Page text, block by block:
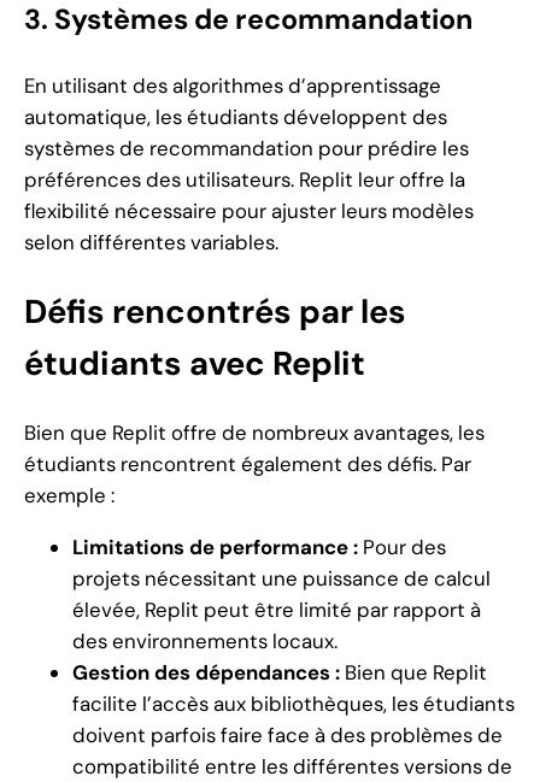
3. Systèmes de recommandation
En utilisant des algorithmes d’apprentissage
automatique, les étudiants développent des
systèmes de recommandation pour prédire les
préférences des utilisateurs. Replit leur offre la
flexibilité nécessaire pour ajuster leurs modèles
selon différentes variables.
Défis rencontrés par les
étudiants avec Replit
Bien que Replit offre de nombreux avantages, les
étudiants rencontrent également des défis. Par
exemple :
Limitations de performance : Pour des
projets nécessitant une puissance de calcul
élevée, Replit peut être limité par rapport à
des environnements locaux.
Gestion des dépendances : Bien que Replit
facilite l’accès aux bibliothèques, les étudiants
doivent parfois faire face à des problèmes de
compatibilité entre les différentes versions de